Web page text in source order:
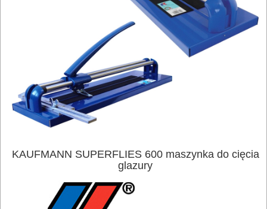
KAUFMANN SUPERFLIES 600 maszynka do cięcia
glazury